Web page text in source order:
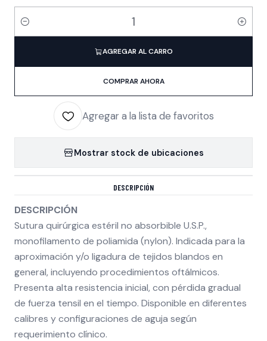
Cantidad
AGREGAR AL CARRO
COMPRAR AHORA
Agregar a la lista de favoritos
Mostrar stock de ubicaciones
DESCRIPCIÓN
DESCRIPCIÓN
Sutura quirúrgica estéril no absorbible U.S.P.,
monofilamento de poliamida (nylon). Indicada para la
aproximación y/o ligadura de tejidos blandos en
general, incluyendo procedimientos oftálmicos.
Presenta alta resistencia inicial, con pérdida gradual
de fuerza tensil en el tiempo. Disponible en diferentes
calibres y configuraciones de aguja según
requerimiento clínico.